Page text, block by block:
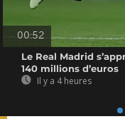
00:52
Le Real Madrid
140 millions d’euros
Il y a 4 heures